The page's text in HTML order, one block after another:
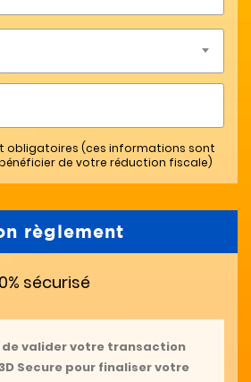
obligatoires (ces informations sont
de votre réduction fiscale)
règlement
sécurisé
de valider votre transaction
Secure pour finaliser votre